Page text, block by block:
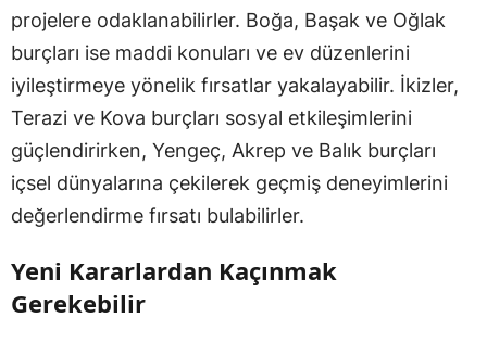
projelere odaklanabilirler. Boğa, Başak ve Oğlak
burçları ise maddi konuları ve ev düzenlerini
iyileştirmeye yönelik fırsatlar yakalayabilir. İkizler,
Terazi ve Kova burçları sosyal etkileşimlerini
güçlendirirken, Yengeç, Akrep ve Balık burçları
içsel dünyalarına çekilerek geçmiş deneyimlerini
değerlendirme fırsatı bulabilirler.
Yeni Kararlardan Kaçınmak
Gerekebilir